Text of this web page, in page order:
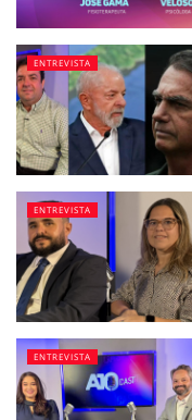
ENTREVISTA
ENTREVISTA
ENTREVISTA